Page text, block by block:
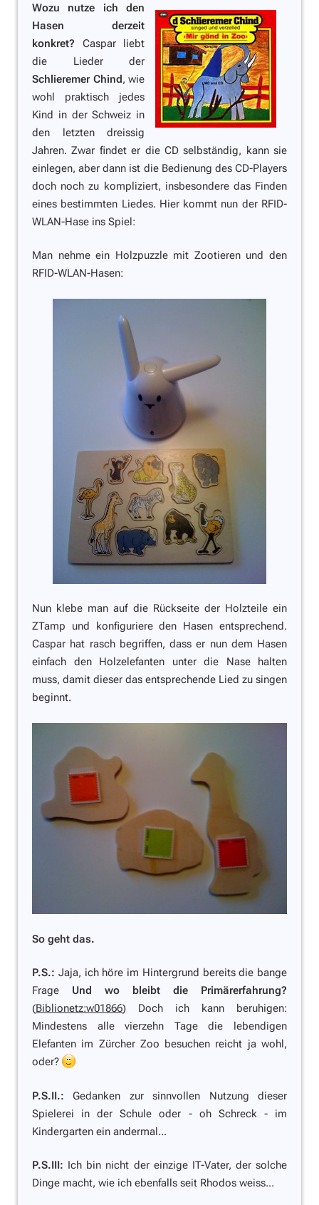
Wozu nutze ich den
Hasen derzeit
konkret? Caspar liebt
die Lieder der
Schlieremer Chind, wie
wohl praktisch jedes
Kind in der Schweiz in
den letzten dreissig
Jahren. Zwar findet er die CD selbständig, kann sie
einlegen, aber dann ist die Bedienung des CD-Players
doch noch zu kompliziert, insbesondere das Finden
eines bestimmten Liedes. Hier kommt nun der RFID-
WLAN-Hase ins Spiel:
Man nehme ein Holzpuzzle mit Zootieren und den
RFID-WLAN-Hasen:
Nun klebe man auf die Rückseite der Holzteile ein
ZTamp und konfiguriere den Hasen entsprechend.
Caspar hat rasch begriffen, dass er nun dem Hasen
einfach den Holzelefanten unter die Nase halten
muss, damit dieser das entsprechende Lied zu singen
beginnt.
So geht das.
P.S.: Jaja, ich höre im Hintergrund bereits die bange
Frage Und wo bleibt die Primärerfahrung?
(Biblionetz:w01866) Doch ich kann beruhigen:
Mindestens alle vierzehn Tage die lebendigen
Elefanten im Zürcher Zoo besuchen reicht ja wohl,
oder?
P.S.II.: Gedanken zur sinnvollen Nutzung dieser
Spielerei in der Schule oder - oh Schreck- im
Kindergarten ein andermal...
P.S.III: Ich bin nicht der einzige IT-Vater, der solche
Dinge macht, wie ich ebenfalls seit Rhodos weiss...